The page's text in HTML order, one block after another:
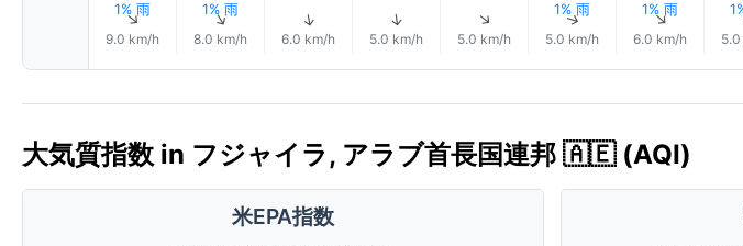
1% 雨
↑
9.0 km/h
1% 雨
↑
8.0 km/h
↑
6.0 km/h
↑
5.0 km/h
↑
5.0 km/h
1% 雨
↑
5.0 km/h
1% 雨
↑
6.0 km/h
大気質指数 in フジャイラ, アラブ首長国連邦 🇦🇪 (AQI)
米EPA指数